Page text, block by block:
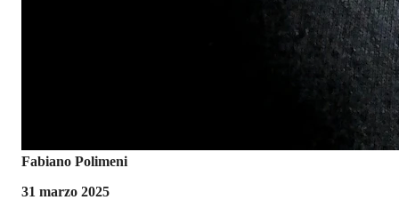
Fabiano Polimeni
31 marzo 2025